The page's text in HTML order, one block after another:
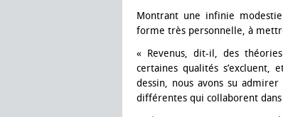
Montrant une infinie
forme très personnelle, à
« Revenus, dit-il, des
certaines qualités
dessin, nous avons su
différentes qui collaborent